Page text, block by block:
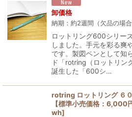
卸価格
納期：約2週間（欠品の場合
ロットリング600シリー
しました。手元を彩る爽
です。製図ペンとして知
ド「rotring（ロットリン
誕生した「600シ…
rotring ロットリング ６
【標準小売価格：6,000円
wh]